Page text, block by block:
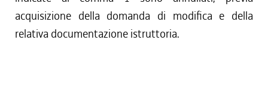
acquisizione della domanda di modifica e della
relativa documentazione istruttoria.